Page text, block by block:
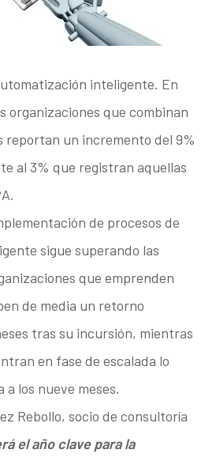
inteligente. En
organizaciones que combinan
reportan un incremento del 9%
al 3% que registran aquellas
de procesos de
sigue superando las
que emprenden
de media un retorno
tras su incursión, mientras
en fase de escalada lo
a los nueve meses.
Rebollo, socio de consultoría
el año clave para la